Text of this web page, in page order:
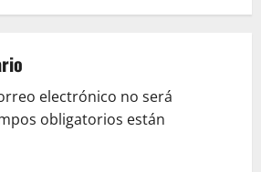
electrónico no será
obligatorios están